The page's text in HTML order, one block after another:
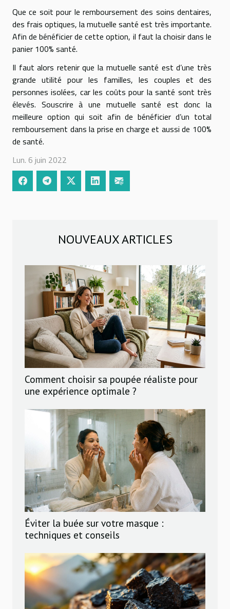
Que ce soit pour le remboursement des soins dentaires,
des frais optiques, la mutuelle santé est très importante.
Afin de bénéficier de cette option, il faut la choisir dans le
panier 100% santé.
Il faut alors retenir que la mutuelle santé est d’une très
grande utilité pour les familles, les couples et des
personnes isolées, car les coûts pour la santé sont très
élevés. Souscrire à une mutuelle santé est donc la
meilleure option qui soit afin de bénéficier d’un total
remboursement dans la prise en charge et aussi de 100%
de santé.
Lun. 6 juin 2022
NOUVEAUX ARTICLES
Comment choisir sa poupée réaliste pour
une expérience optimale ?
Éviter la buée sur votre masque :
techniques et conseils